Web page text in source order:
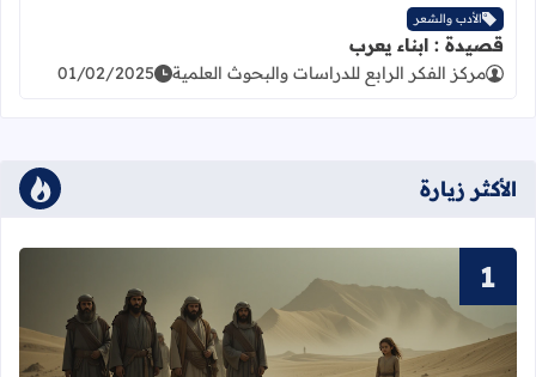
الأدب والشعر
قصيدة : ابناء يعرب
مركز الفكر الرابع للدراسات والبحوث العلمية 01/02/2025
الأكثر زيارة